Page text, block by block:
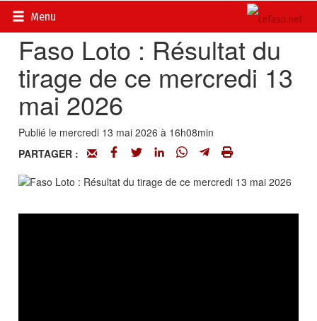
Menu
Accueil>
Faso Loto : Résultat du
tirage de ce mercredi 13
mai 2026
Publié le mercredi 13 mai 2026 à 16h08min
PARTAGER :